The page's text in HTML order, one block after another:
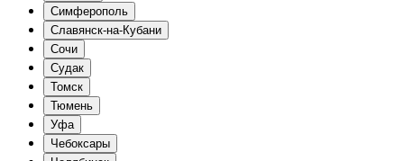
Симферополь
Славянск-на-Кубани
Сочи
Судак
Томск
Тюмень
Уфа
Чебоксары